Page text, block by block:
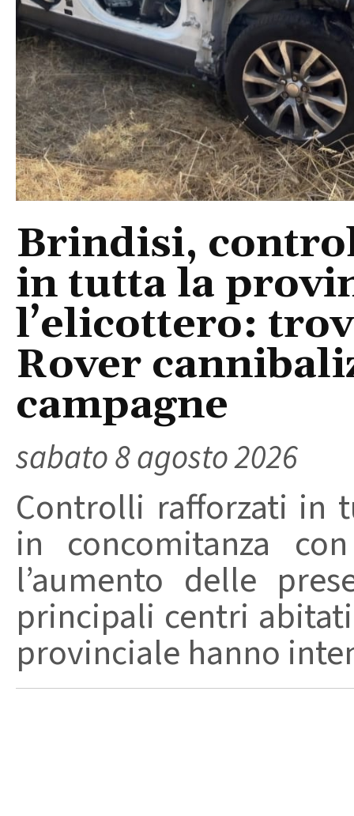
Brindisi,
in tutta la
l’elicottero:
Rover
campagne
sabato 8 agosto 2026
Controlli rafforzati in
in concomitanza
l’aumento delle
principali centri
provinciale hanno